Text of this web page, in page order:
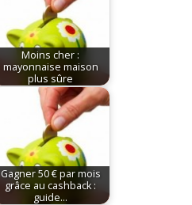
Moins cher :
mayonnaise maison
plus sûre
Gagner 50 € par mois
grâce au cashback :
guide…